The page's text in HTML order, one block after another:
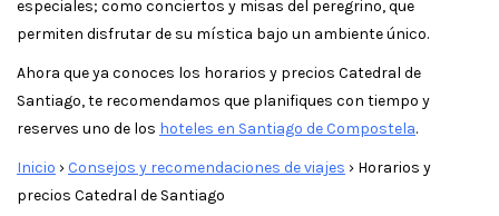
especiales; como conciertos y misas del peregrino, que
permiten disfrutar de su mística bajo un ambiente único.
Ahora que ya conoces los horarios y precios Catedral de
Santiago, te recomendamos que planifiques con tiempo y
reserves uno de los hoteles en Santiago de Compostela.
Inicio ›Consejos y recomendaciones de viajes › Horarios y
precios Catedral de Santiago